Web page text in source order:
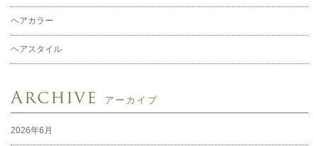
ヘアカラー
ヘアスタイル
Archive アーカイブ
2026年6月